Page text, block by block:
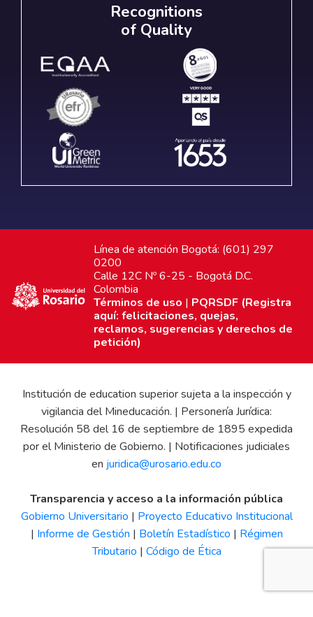
Recognitions
of Quality
Línea de atención Bogotá: (601) 297
0200
Calle 12C Nº 6-25 - Bogotá D.C.
Colombia
Términos de uso | PQRSDF (Registra
aquí: felicitaciones, quejas,
reclamos, sugerencias y derechos de
petición)
Institución de education superior sujeta a la inspección y
vigilancia del Mineducación. | Personería Jurídica:
Resolución 58 del 16 de septiembre de 1895 expedida
por el Ministerio de Gobierno. | Notificaciones judiciales
en juridica@urosario.edu.co
Transparencia y acceso a la información pública
Gobierno Universitario | Proyecto Educativo Institucional
| Informe de Gestión | Boletín Estadístico | Régimen
Tributario | Código de Ética